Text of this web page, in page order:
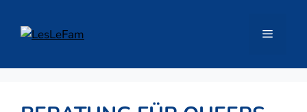
Inhalt
springen
Menü